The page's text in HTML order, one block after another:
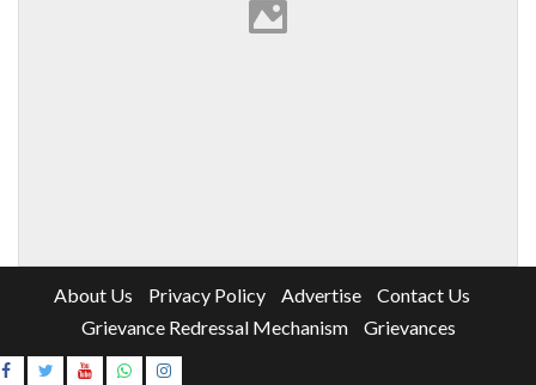
About Us Privacy Policy Advertise
Contact Us
Grievance Redressal Mechanism
Grievances
Instagram